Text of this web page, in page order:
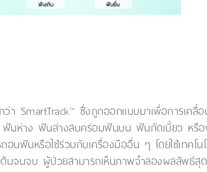
า SmartTrack™ ซึ่งถูกออกแบบมาเพื่อการเคลื่
ฟันห่าง ฟันล่างสบคร่อมฟันบน ฟันกัดเบี้ยว ห
ฟันหรือใช้ร่วมกับเครื่องมืออื่น ๆ โดยใช้เทคโ
จนจบ ผู้ป่วยสามารถเห็นภาพจำลองผลลัพธ์สุ